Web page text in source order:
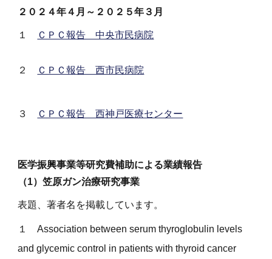
２０２ ４年４月～２０２ ５年３月
１ ＣＰＣ報告 中央市民病院
２ ＣＰＣ報告 西市民病院
３ ＣＰＣ報告 西神戸医療センター
医学振興事業等研究費補助による業績報告
（1）笠原ガン治療研究事業
表題、著者名を掲載しています。
１Association between serum thyroglobulin levels
and glycemic control in patients with thyroid cancer